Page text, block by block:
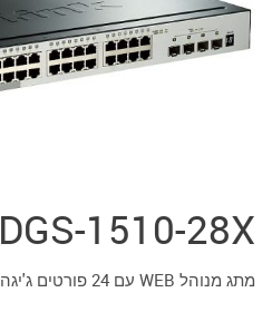
DGS-1510-28X
מתג מנוהל WEB עם 24 פורטים ג'יגהביט וארבע יציאות 10G SFP